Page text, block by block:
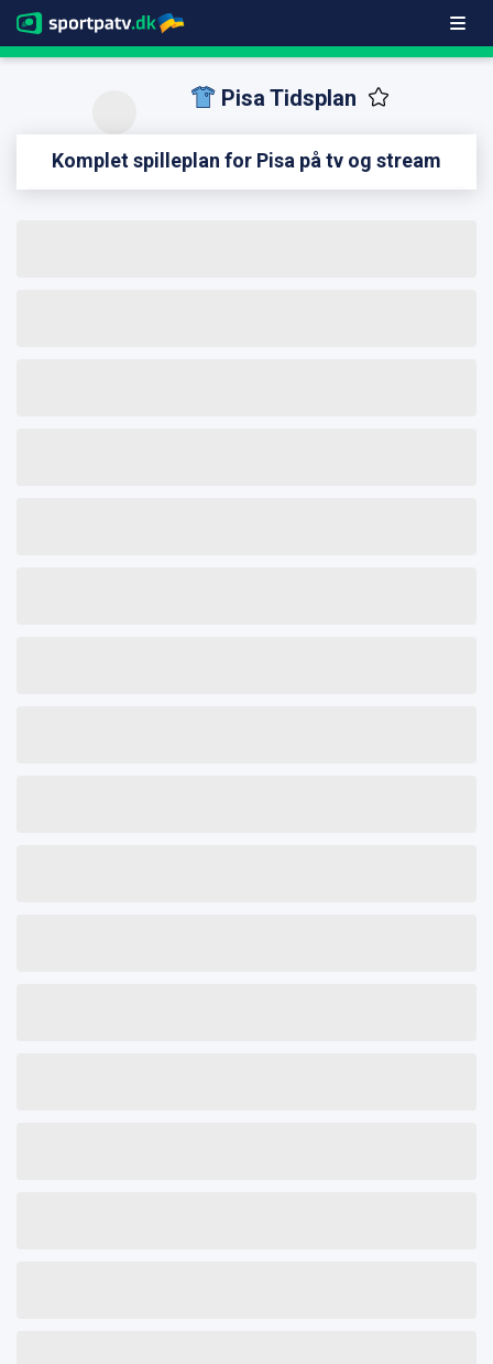
Pisa Tidsplan
Komplet spilleplan for Pisa på tv og stream